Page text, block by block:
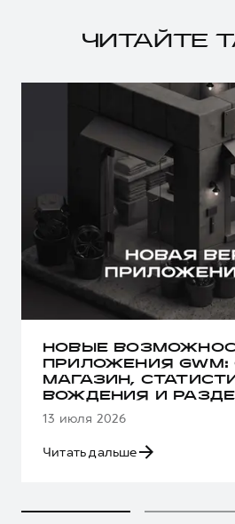
ЧИТАЙТЕ
НОВЫЕ
ПРИЛОЖЕНИЯ
МАГАЗИН,
ВОЖДЕНИЯ И
13 июля 2026
Читать дальше